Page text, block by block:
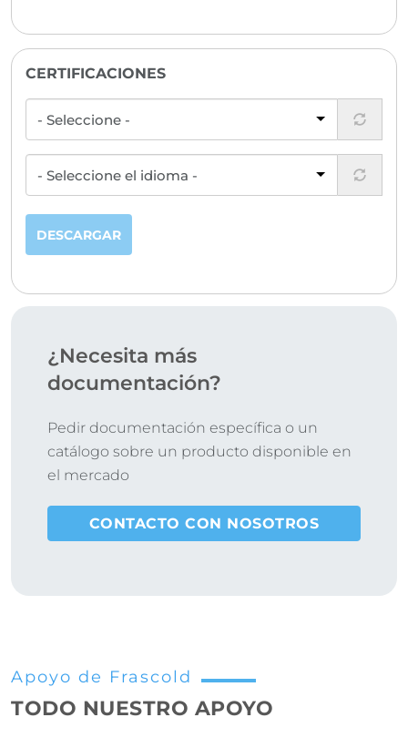
CERTIFICACIONES
DESCARGAR
¿Necesita más
documentación?
Pedir documentación específica o un
catálogo sobre un producto disponible en
el mercado
CONTACTO CON NOSOTROS
Apoyo de Frascold
TODO NUESTRO APOYO